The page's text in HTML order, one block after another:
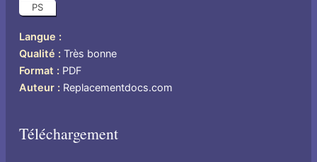
PS
Langue
US
Qualité
Très bonne
Format
PDF
Auteur
Replacementdocs.com
Téléchargement